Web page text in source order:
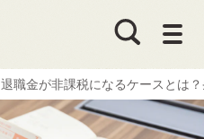
退職金が非課税になるケースとは